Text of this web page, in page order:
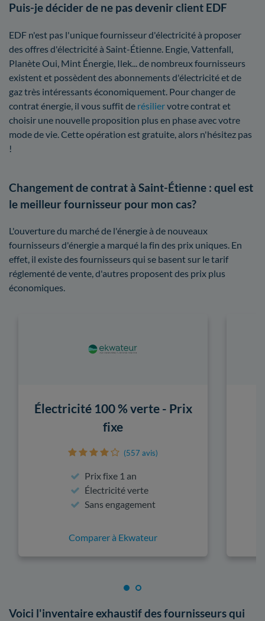
Puis-je décider de ne pas devenir client EDF
EDF n'est pas l'unique fournisseur d'électricité à proposer
des offres d'électricité à Saint-Étienne. Engie, Vattenfall,
Planète Oui, Mint Énergie, Ilek... de nombreux fournisseurs
existent et possèdent des abonnements d'électricité et de
gaz très intéressants économiquement. Pour changer de
contrat énergie, il vous suffit de résiliervotre contrat et
choisir une nouvelle proposition plus en phase avec votre
mode de vie. Cette opération est gratuite, alors n'hésitez pas
!
Changement de contrat à Saint-Étienne : quel est
le meilleur fournisseur pour mon cas?
L'ouverture du marché de l'énergie à de nouveaux
fournisseurs d'énergie a marqué la fin des prix uniques. En
effet, il existe des fournisseurs qui se basent sur le tarif
réglementé de vente, d'autres proposent des prix plus
économiques.
Électricité 100 % verte - Prix
fixe
(557 avis)
Prix fixe 1 an
Électricité verte
Sans engagement
Comparer à Ekwateur
Voici l'inventaire exhaustif des fournisseurs qui